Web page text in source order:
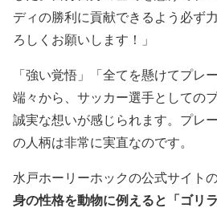
ディの勝利に貢献できるよう必ず
ろしくお願いします！」
「強い覚悟」「全てを懸けてプレ
端々から、サッカー選手としての
誠実な想いが感じられます。プレ
の人柄は非常に実直なのです。
水戸ホーリーホックの公式サイト
身の性格を動物に例えると「ゴリ